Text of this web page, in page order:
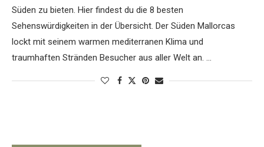
Süden zu bieten. Hier findest du die 8 besten
Sehenswürdigkeiten in der Übersicht. Der Süden Mallorcas
lockt mit seinem warmen mediterranen Klima und
traumhaften Stränden Besucher aus aller Welt an. …